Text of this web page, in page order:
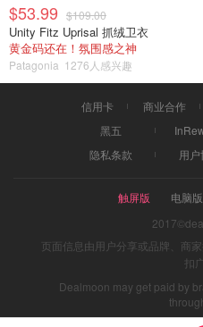
$53.99 $109.00
Unity Fitz Uprisal 抓绒卫衣
黄金码还在！氛围感之神
Patagonia 1276人感兴趣
信用卡 商业合作
黑五
隐私条款
用户
触屏版 电脑版
页面信息由用户分享或品牌、商
扣
Dealmoon may get paid by